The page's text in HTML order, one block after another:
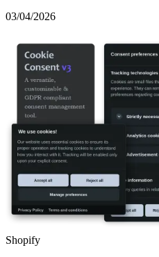
03/04/2026
Shopify